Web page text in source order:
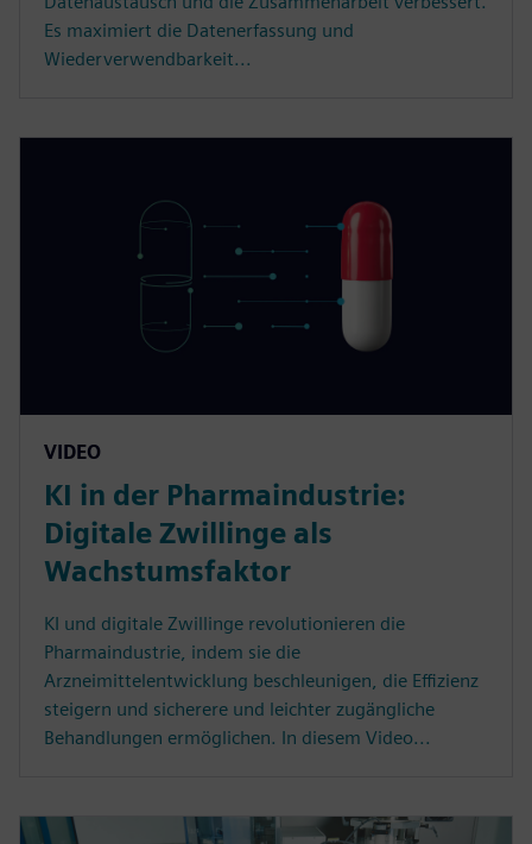
Es maximiert die Datenerfassung und
Wiederverwendbarkeit...
VIDEO
KI in der Pharmaindustrie:
Digitale Zwillinge als
Wachstumsfaktor
KI und digitale Zwillinge revolutionieren die
Pharmaindustrie, indem sie die
Arzneimittelentwicklung beschleunigen, die Effizienz
steigern und sicherere und leichter zugängliche
Behandlungen ermöglichen. In diesem Video...